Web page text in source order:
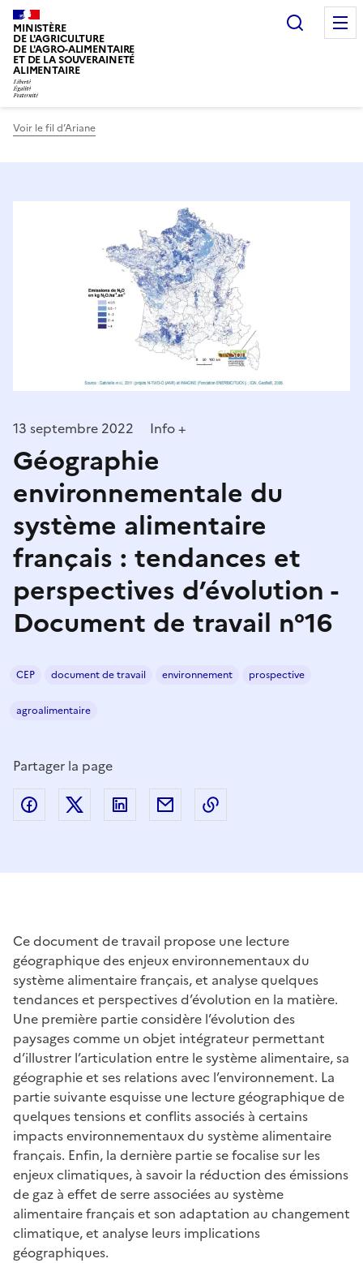
MINISTÈRE
DE L'AGRICULTURE
DE L'AGRO-ALIMENTAIRE
ET DE LA SOUVERAINETÉ
ALIMENTAIRE
Voir le fil d’Ariane
13 septembre 2022 Info +
Géographie
environnementale du
système alimentaire
français : tendances et
perspectives d’évolution -
Document de travail n°16
CEP document de travail environnement prospective
agroalimentaire
Partager la page
Partager sur Facebook
Partager sur Twitter
Partager sur LinkedIn
Partager par email
Ce document de travail propose une lecture
géographique des enjeux environnementaux du
système alimentaire français, et analyse quelques
tendances et perspectives d’évolution en la matière.
Une première partie considère l’évolution des
paysages comme un objet intégrateur permettant
d’illustrer l’articulation entre le système alimentaire, sa
géographie et ses relations avec l’environnement. La
partie suivante esquisse une lecture géographique de
quelques tensions et conflits associés à certains
impacts environnementaux du système alimentaire
français. Enfin, la dernière partie se focalise sur les
enjeux climatiques, à savoir la réduction des émissions
de gaz à effet de serre associées au système
alimentaire français et son adaptation au changement
climatique, et analyse leurs implications
géographiques.